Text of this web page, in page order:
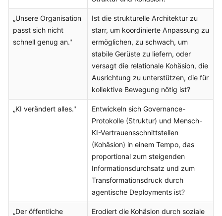
„Unsere Organisation
passt sich nicht
schnell genug an."
Ist die strukturelle Architektur zu
starr, um koordinierte Anpassung zu
ermöglichen, zu schwach, um
stabile Gerüste zu liefern, oder
versagt die relationale Kohäsion, die
Ausrichtung zu unterstützen, die für
kollektive Bewegung nötig ist?
„KI verändert alles."
Entwickeln sich Governance-
Protokolle (Struktur) und Mensch-
KI-Vertrauensschnittstellen
(Kohäsion) in einem Tempo, das
proportional zum steigenden
Informationsdurchsatz und zum
Transformationsdruck durch
agentische Deployments ist?
„Der öffentliche
Erodiert die Kohäsion durch soziale